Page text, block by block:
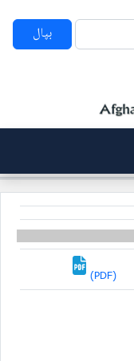
بپال
(PDF)